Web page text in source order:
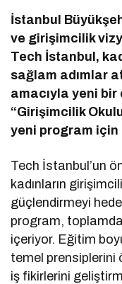
İstanbul
ve girişimcilik
Tech İstanbul,
sağlam adımlar
amacıyla yeni bir
“Girişimcilik
yeni program için
Tech İstanbul’un
kadınların
güçlendirmeyi
program,
içeriyor. Eğitim
temel prensiplerini
iş fikirlerini